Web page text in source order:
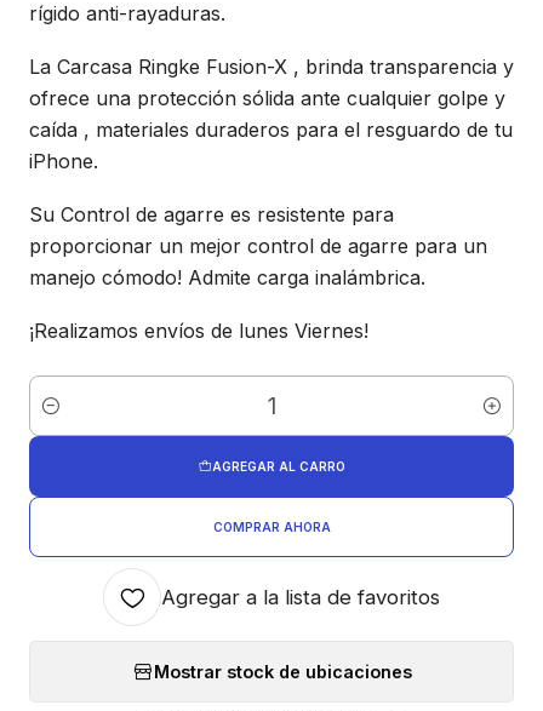
rígido anti-rayaduras.
La Carcasa Ringke Fusion-X , brinda transparencia y
ofrece una protección sólida ante cualquier golpe y
caída , materiales duraderos para el resguardo de tu
iPhone.
Su Control de agarre es resistente para
proporcionar un mejor control de agarre para un
manejo cómodo! Admite carga inalámbrica.
¡Realizamos envíos de lunes Viernes!
Cantidad
AGREGAR AL CARRO
COMPRAR AHORA
Agregar a la lista de favoritos
Mostrar stock de ubicaciones